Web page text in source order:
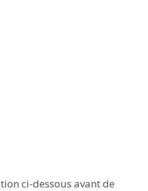
ci-dessous avant de